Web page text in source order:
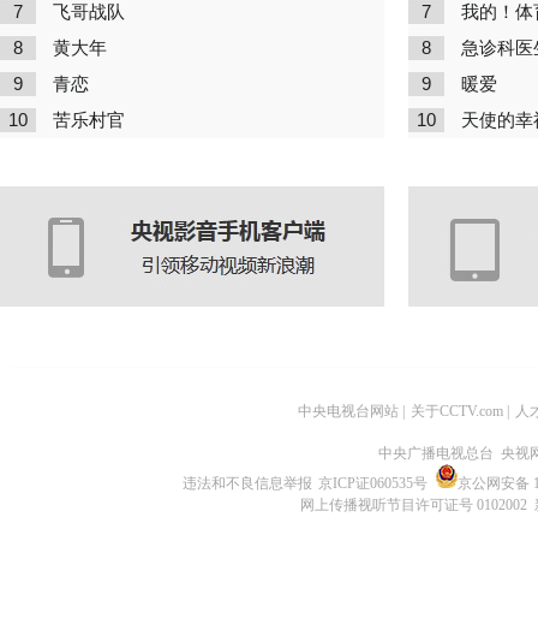
7 飞哥战队
8 黄大年
9 青恋
10 苦乐村官
7 我的！体
8 急诊科医
9 暖爱
10 天使的幸
中央电视台网站 关于CCTV.com 人
中央广播电视总台 央视
违法和不良信息举报 京ICP证060535号
京公网安备
网上传播视听节目许可证号 0102002